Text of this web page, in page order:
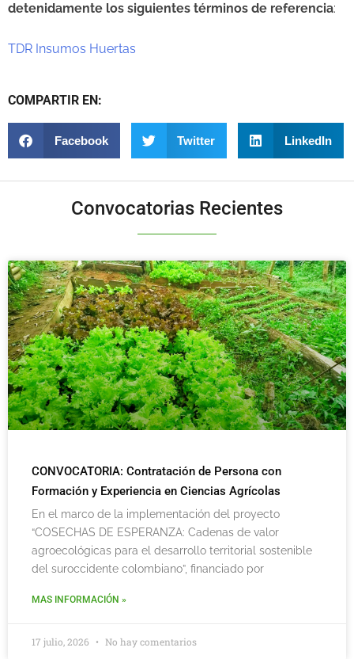
detenidamente los siguientes términos de referencia:
TDR Insumos Huertas
COMPARTIR EN:
Facebook Twitter LinkedIn
Convocatorias Recientes
CONVOCATORIA: Contratación de Persona con
Formación y Experiencia en Ciencias Agrícolas
En el marco de la implementación del proyecto
“COSECHAS DE ESPERANZA: Cadenas de valor
agroecológicas para el desarrollo territorial sostenible
del suroccidente colombiano”, financiado por
MAS INFORMACIÓN »
17 julio, 2026 No hay comentarios